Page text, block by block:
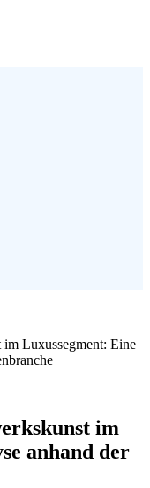
Luxussegment: Eine
im
anhand der